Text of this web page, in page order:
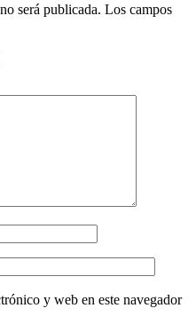
será publicada. Los campos
y web en este navegador